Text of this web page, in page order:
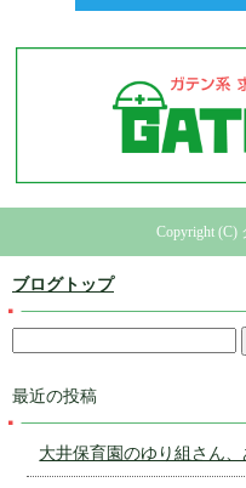
Copyright (C)
ブログトップ
最近の投稿
大井保育園のゆり組さん、